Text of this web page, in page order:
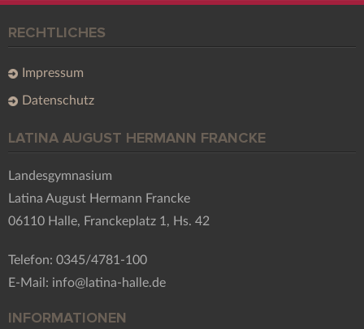
RECHTLICHES
Impressum
Datenschutz
LATINA AUGUST HERMANN FRANCKE
Landesgymnasium
Latina August Hermann Francke
06110 Halle, Franckeplatz 1, Hs. 42
Telefon: 0345/4781-100
E-Mail: info@latina-halle.de
INFORMATIONEN